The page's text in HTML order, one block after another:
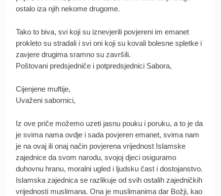
ostalo iza njih nekome drugome.
Tako to biva, svi koji su iznevjerili povjereni im emanet
prokleto su stradali i svi oni koji su kovali bolesne spletke i
zavjere drugima sramno su završili.
Poštovani predsjedniče i potpredsjednici Sabora,
Cijenjene muftije,
Uvaženi sabornici,
Iz ove priče možemo uzeti jasnu pouku i poruku, a to je da
je svima nama ovdje i sada povjeren emanet, svima nam
je na ovaj ili onaj način povjerena vrijednost Islamske
zajednice da svom narodu, svojoj djeci osiguramo
duhovnu hranu, moralni ugled i ljudsku čast i dostojanstvo.
Islamska zajednica se razlikuje od svih ostalih zajedničkih
vrijednosti muslimana. Ona je muslimanima dar Božji, kao